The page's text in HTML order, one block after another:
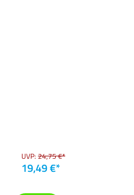
UVP: 24,75 €*
19,49 €*